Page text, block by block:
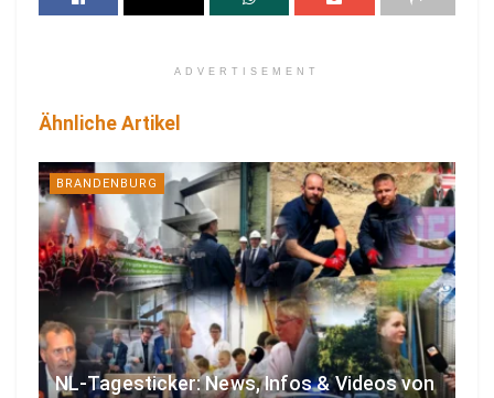
ADVERTISEMENT
Ähnliche Artikel
BRANDENBURG
NL-Tagesticker: News, Infos & Videos von